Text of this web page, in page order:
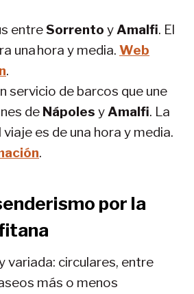
entreSorrento y Amalfi. El
una hora y media. Web
.
servicio de barcos que une
de Nápoles y Amalfi. La
es de una hora y media.
.
por la
variada: circulares, entre
más o menos